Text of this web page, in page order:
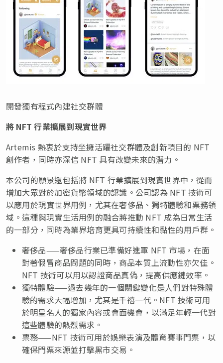
開發獨有程式內建社交群體
將 NFT 行業擴展到現實世界
Artemis 熱衷於支持坐擁活躍社交群體及創新項目的 NFT
創作者，同時亦深信 NFT 具有改變未來的潛力。
本公司的願景還包括將 NFT 行業擴展到現實世界中，從而
增加大眾對於加密貨幣領域的認識。公司認為 NFT 技術可
以應用於現實世界用例，尤其在奢侈品、獨特體驗和票務領
域。這種與現實生活用例的融合將推動 NFT 成為日常生活
的一部分，同時為業界培育更具可持續性和黏性的用戶群。
奢侈品——奢侈品行業已準備好進軍 NFT 市場，在面
對著假冒商品問題的同時，商品本質上流動性亦欠佳。
NFT 技術可以用以認證商品真偽，提高供應鏈效率。
獨特體驗——過去幾年的一個關鍵變化是人們對特殊體
驗的需求大幅增加，尤其是千禧一代。NFT 技術可用
於明星名人的獨家內容或會面機會，以滿足年輕一代對
這些體驗的熱烈需求。
票務——NFT 技術可用於娛樂表演及體育賽事門票，以
確保門票來源並打擊黑市交易。